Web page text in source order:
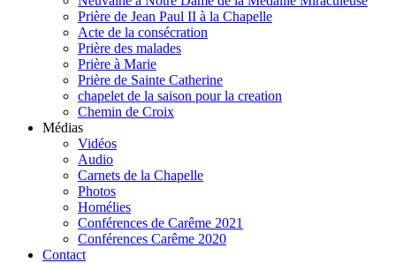
Prière de Jean Paul II à la Chapelle
Acte de la consécration
Prière des malades
Prière à Marie
Prière de Sainte Catherine
chapelet de la saison pour la creation
Chemin de Croix
Médias
Vidéos
Audio
Carnets de la Chapelle
Photos
Homélies
Conférences de Carême 2021
Conférences Carême 2020
Contact